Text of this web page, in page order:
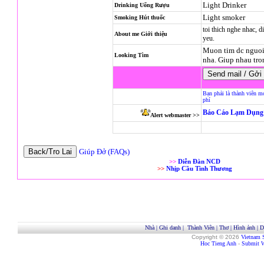
Drinking Uống Rượu Light Drinker
Smoking Hút thuốc Light smoker
About me Giới thiệu
toi thich nghe nhac,
yeu.
Looking Tìm
Muon tim dc
nha. Giup nhau
Bạn phải là thành viên
phí
Alert webmaster >> Báo Cáo Lạm
Giúp Đở (FAQs)
>> Diễn Đàn NCD
>> Nhịp Cầu Tình Thương
Nhà| Ghi danh| Thành Viên| Thơ| Hình ảnh|
Copyright © 2026 Vietnam
Hoc Tieng Anh - Submit